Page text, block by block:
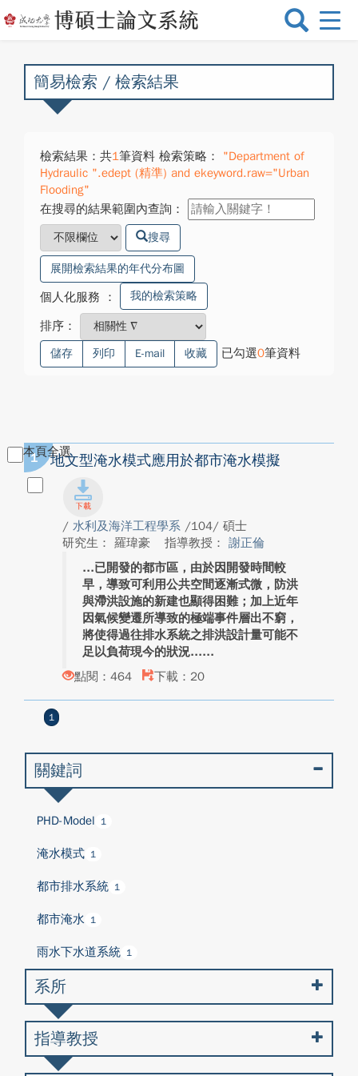
選
換
簡易檢索 / 檢索結果
檢索結果：共1筆資料 檢索策略：
"Department of
Hydraulic ".edept (精準) and ekeyword.raw="Urban
Flooding"
在搜尋的結果範圍內查詢：
搜尋
展開檢索結果的年代分布圖
個人化服務 ： 我的檢索策略
排序：
儲存 列印 E-mail 收藏 已勾選0筆資料
本頁全選
1 地文型淹水模式應用於都市淹水模擬
/ 水利及海洋工程學系 /104/ 碩士
研究生： 羅瑋豪
指導教授： 謝正倫
已開發的都市區，由於因開發時間較
早，導致可利用公共空間逐漸式微，防洪
與滯洪設施的新建也顯得困難；加上近年
因氣候變遷所導致的極端事件層出不窮，
將使得過往排水系統之排洪設計量可能不
足以負荷現今的狀況...
點閱：464
下載：20
1
關鍵詞
PHD-Model 1
淹水模式 1
都市排水系統 1
都市淹水 1
雨水下水道系統 1
系所
指導教授